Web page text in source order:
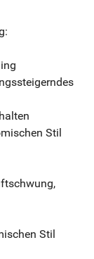
Stil
Stil